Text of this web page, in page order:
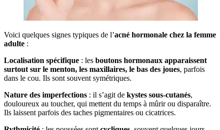
Voici quelques signes typiques de l’acné hormonale chez la femme
adulte :
Localisation spécifique : les boutons hormonaux apparaissent
surtout sur le menton, les maxillaires, le bas des joues, parfois
dans le cou. Ils sont souvent symétriques.
Nature des imperfections : il s’agit de kystes sous-cutanés,
douloureux au toucher, qui mettent du temps à mûrir ou disparaître.
Ils laissent parfois des taches pigmentaires ou cicatrices.